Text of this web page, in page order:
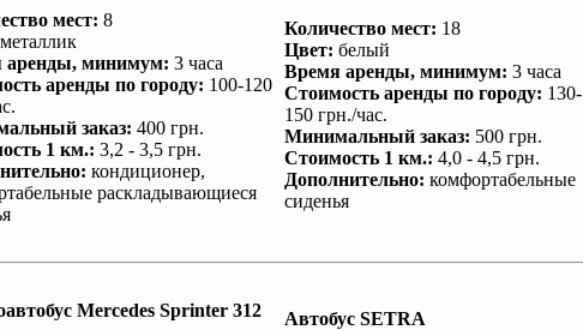
мест: 8
металлик
аренды, минимум: 3 часа
аренды по городу: 100-120
заказ: 400 грн.
1 км.: 3,2 - 3,5 грн.
: кондиционер,
раскладывающиеся
Количество мест: 18
Цвет: белый
Время аренды, минимум: 3 часа
Стоимость аренды по городу: 130-
150 грн./час.
Минимальный заказ: 500 грн.
Стоимость 1 км.: 4,0 - 4,5 грн.
Дополнительно: комфортабельные
сиденья
Mеrcedes Sprinter 312 Автобус SETRA